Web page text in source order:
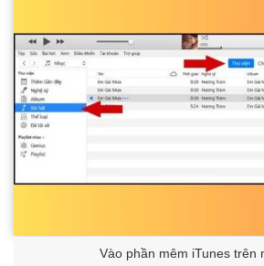
Vào phần mêm iTunes trên